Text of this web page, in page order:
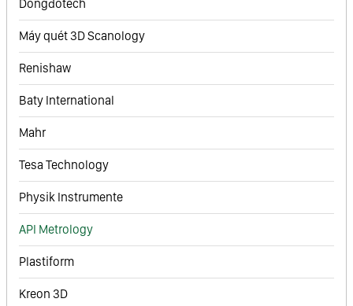
Dongdotech
Máy quét 3D Scanology
Renishaw
Baty International
Mahr
Tesa Technology
Physik Instrumente
API Metrology
Plastiform
Kreon 3D